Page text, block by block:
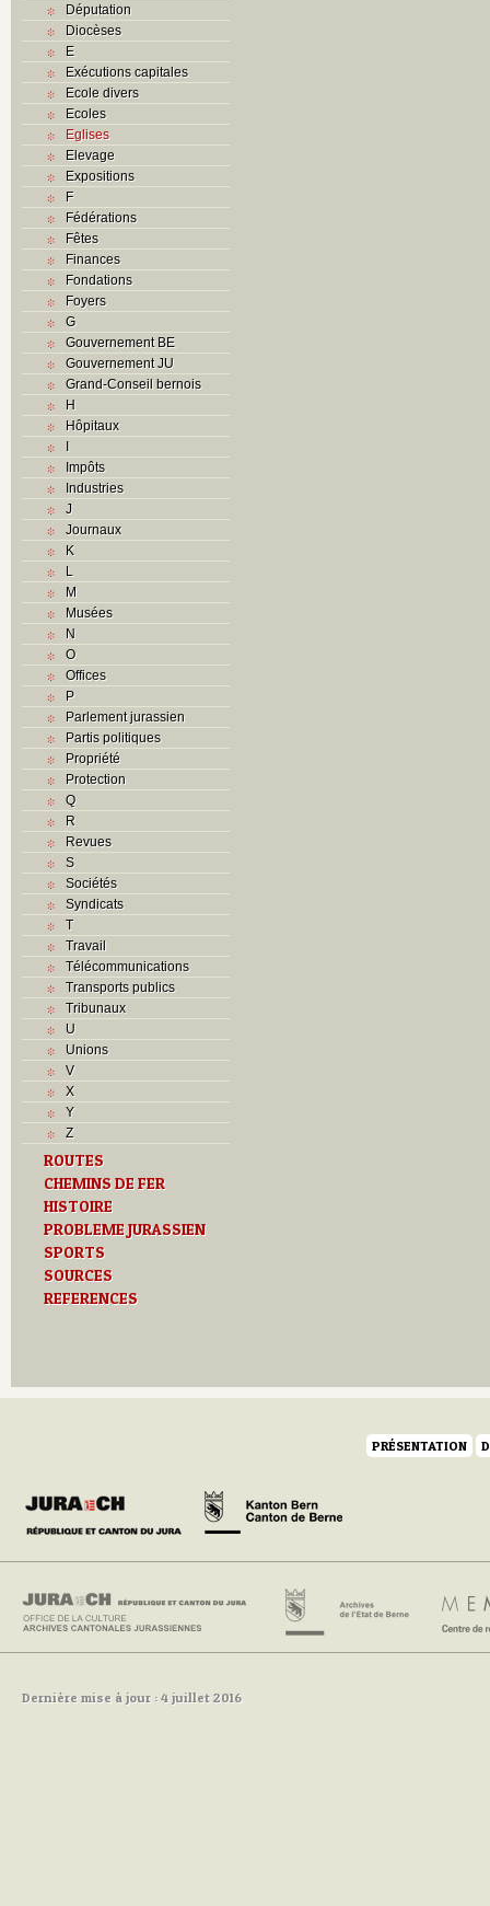
Députation
Diocèses
E
Exécutions capitales
Ecole divers
Ecoles
Eglises
Elevage
Expositions
F
Fédérations
Fêtes
Finances
Fondations
Foyers
G
Gouvernement BE
Gouvernement JU
Grand-Conseil bernois
H
Hôpitaux
I
Impôts
Industries
J
Journaux
K
L
M
Musées
N
O
Offices
P
Parlement jurassien
Partis politiques
Propriété
Protection
Q
R
Revues
S
Sociétés
Syndicats
T
Travail
Télécommunications
Transports publics
Tribunaux
U
Unions
V
X
Y
Z
ROUTES
CHEMINS DE FER
HISTOIRE
PROBLEME JURASSIEN
SPORTS
SOURCES
REFERENCES
PRÉSENTATION
Dernière mise à jour : 4 juillet 2016